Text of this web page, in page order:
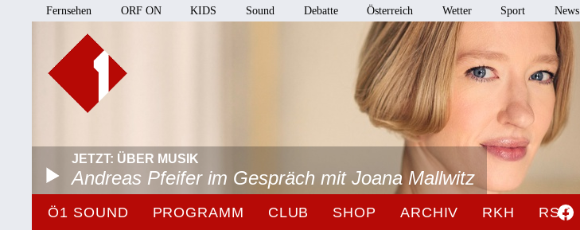
Fernsehen ORF ON KIDS Sound Debatte Österreich Wetter Sport News
JETZT: ÜBER MUSIK
Andreas Pfeifer im Gespräch mit Joana Mallwitz
Ö1 SOUND PROGRAMM CLUB SHOP ARCHIV RKH RSO